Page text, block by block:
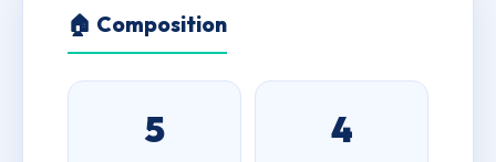
🏠 Composition
5 4